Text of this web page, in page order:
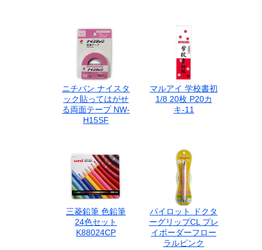
ニチバン ナイスタ
ック貼ってはがせ
る両面テープ NW-
H15SF
マルアイ 学校書初
1/8 20枚 P20カ
キ-11
三菱鉛筆 色鉛筆
24色セット
K88024CP
パイロット ドクタ
ーグリップCL プレ
イボーダーフロー
ラルピンク